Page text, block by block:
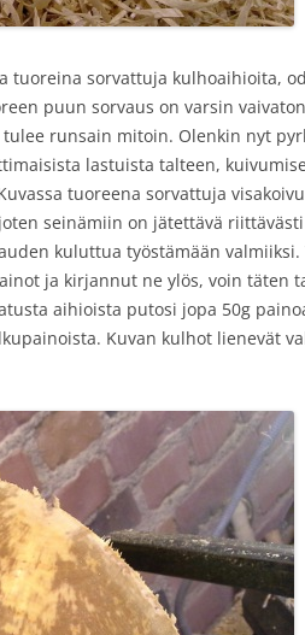
tuoreina sorvattuja kulhoaihioita,
puun sorvaus on varsin
runsain mitoin. Olenkin nyt
lastuista talteen,
tuoreena sorvattuja
seinämiin on jätettävä
kuluttua työstämään valmiiksi.
ja kirjannut ne ylös, voin täten
aihioista putosi jopa 50g
Kuvan kulhot lienevät